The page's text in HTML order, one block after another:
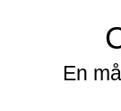
En